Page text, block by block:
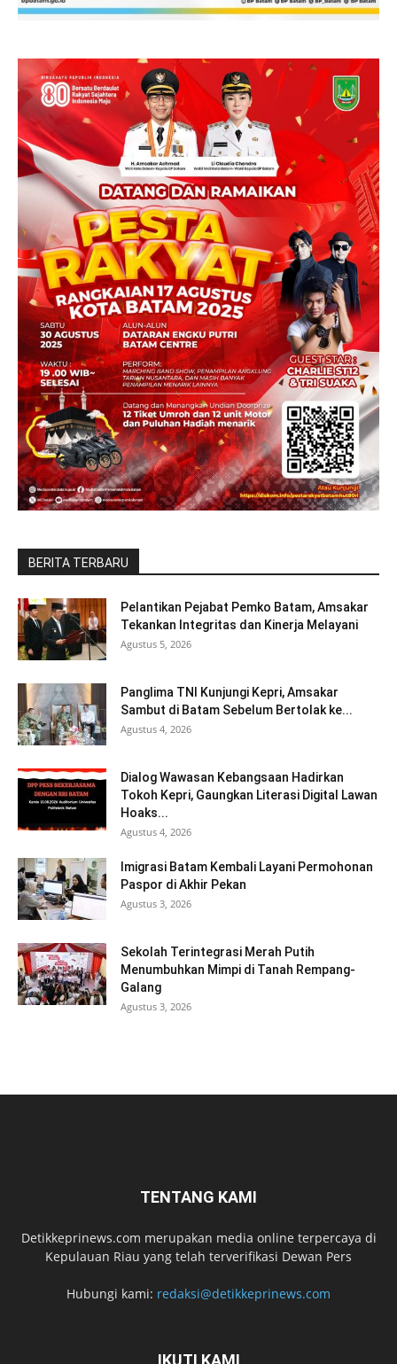
BERITA TERBARU
Pelantikan Pejabat Pemko Batam, Amsakar
Tekankan Integritas dan Kinerja Melayani
Agustus 5, 2026
Panglima TNI Kunjungi Kepri, Amsakar
Sambut di Batam Sebelum Bertolak ke...
Agustus 4, 2026
Dialog Wawasan Kebangsaan Hadirkan
Tokoh Kepri, Gaungkan Literasi Digital Lawan
Hoaks...
Agustus 4, 2026
Imigrasi Batam Kembali Layani Permohonan
Paspor di Akhir Pekan
Agustus 3, 2026
Sekolah Terintegrasi Merah Putih
Menumbuhkan Mimpi di Tanah Rempang-
Galang
Agustus 3, 2026
TENTANG KAMI
Detikkeprinews.com merupakan media online terpercaya di
Kepulauan Riau yang telah terverifikasi Dewan Pers
Hubungi kami: redaksi@detikkeprinews.com